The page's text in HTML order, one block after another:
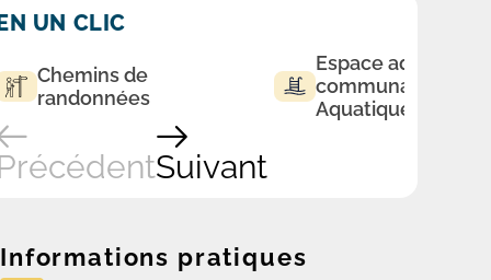
UN CLIC
Chemins de
randonnées
Espace
communautaire
Aquatique
Suivant
Informations pratiques